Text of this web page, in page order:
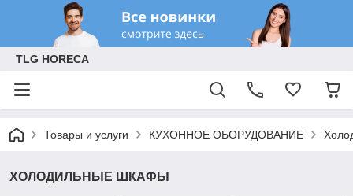
TLG HORECA
Товары и услуги КУХОННОЕ ОБОРУДОВАНИЕ
ХОЛОДИЛЬНЫЕ ШКАФЫ